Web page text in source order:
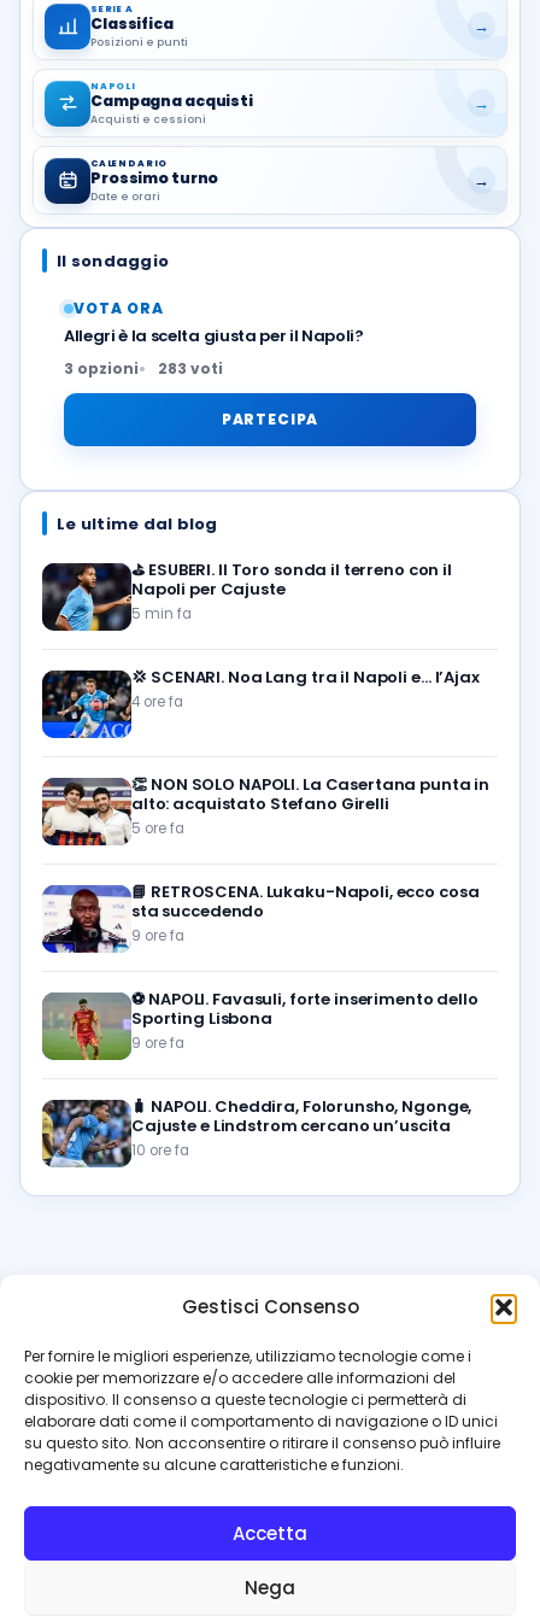
Gestisci Consenso
Per fornire le migliori esperienze, utilizziamo tecnologie come i
cookie per memorizzare e/o accedere alle informazioni del
dispositivo. Il consenso a queste tecnologie ci permetterà di
elaborare dati come il comportamento di navigazione o ID unici
su questo sito. Non acconsentire o ritirare il consenso può influire
negativamente su alcune caratteristiche e funzioni.
Accetta
Nega
SERIE A
Classifica
Posizioni e punti
→
NAPOLI
Campagna acquisti
Acquisti e cessioni
→
CALENDARIO
Prossimo turno
Date e orari
→
Il sondaggio
VOTA ORA
Allegri è la scelta giusta per il Napoli?
3 opzioni 283 voti
PARTECIPA
Le ultime dal blog
⛳ ESUBERI. Il Toro sonda il terreno con il
Napoli per Cajuste
5 min fa
💢 SCENARI. Noa Lang tra il Napoli e… l’Ajax
4 ore fa
👏 NON SOLO NAPOLI. La Casertana punta in
alto: acquistato Stefano Girelli
5 ore fa
📘 RETROSCENA. Lukaku-Napoli, ecco cosa
sta succedendo
9 ore fa
⚽️ NAPOLI. Favasuli, forte inserimento dello
Sporting Lisbona
9 ore fa
🧳 NAPOLI. Cheddira, Folorunsho, Ngonge,
Cajuste e Lindstrom cercano un’uscita
10 ore fa
azzurrissimo.it
Il blog di riferimento per i tifosi del Napoli. News, interviste,
pagelle e calciomercato. Testata giornalistica registrata
al Tribunale di Napoli (n. 48 dell’08/10/2012). Direttore Luca
Perillo
INFO
Contattaci